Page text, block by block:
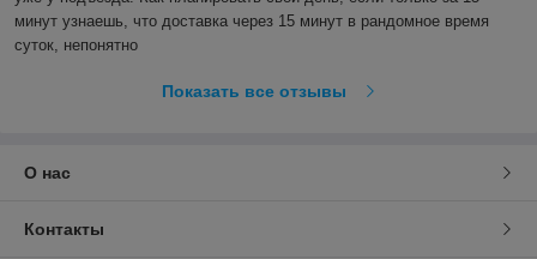
минут узнаешь, что доставка через 15 минут в рандомное время
суток, непонятно
Показать все отзывы
О нас
Контакты